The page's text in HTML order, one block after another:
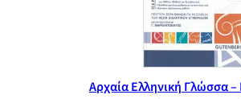
Αρχαία Ελληνική Γλώσσα –